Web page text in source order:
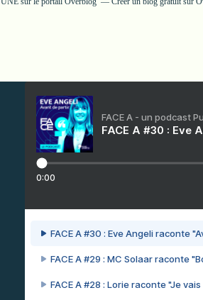
FACE A - un podcast
FACE A #30 : Eve
0:00
FACE A #30 : Eve Angeli raconte
FACE A #29 : MC Solaar raconte
FACE A #28 : Lorie raconte "Je